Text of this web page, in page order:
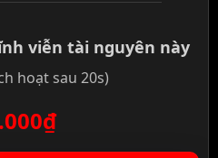
viễn tài nguyên này
hoạt sau 20s)